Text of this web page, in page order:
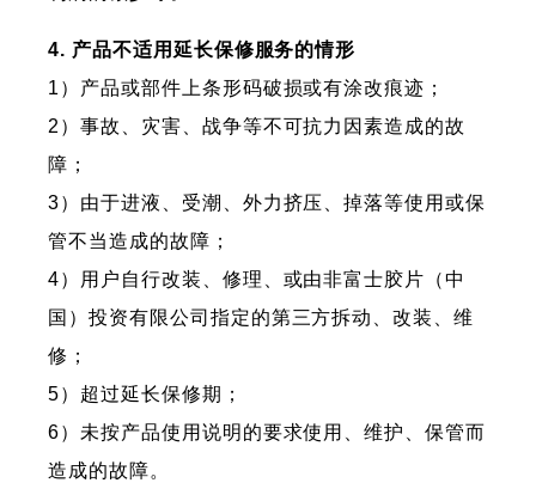
4. 产品不适用延长保修服务的情形
1）产品或部件上条形码破损或有涂改痕迹；
2）事故、灾害、战争等不可抗力因素造成的故
障；
3）由于进液、受潮、外力挤压、掉落等使用或保
管不当造成的故障；
4）用户自行改装、修理、或由非富士胶片（中
国）投资有限公司指定的第三方拆动、改装、维
修；
5）超过延长保修期；
6）未按产品使用说明的要求使用、维护、保管而
造成的故障。